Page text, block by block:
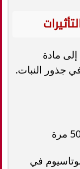
مادة
جذور النبات.
في